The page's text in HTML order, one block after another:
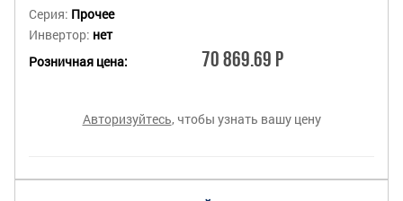
Серия: Прочее
Инвертор: нет
Розничная цена:
70 869.69 Р
Авторизуйтесь, чтобы узнать вашу цену